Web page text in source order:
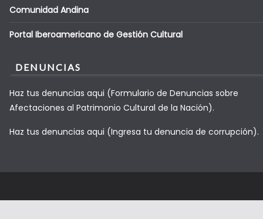
Comunidad Andina
Portal Iberoamericano de Gestión Cultural
DENUNCIAS
Haz tus denuncias aqui (Formulario de Denuncias sobre
Afectaciones al Patrimonio Cultural de la Nación).
Haz tus denuncias aqui (Ingresa tu denuncia de corrupción).